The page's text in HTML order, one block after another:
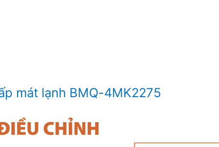
mát lạnh BMQ-4MK2275